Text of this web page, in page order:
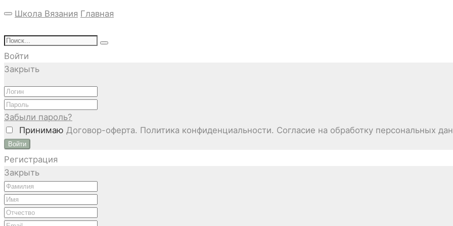
Школа Вязания Главная
Войти
Закрыть
Забыли пароль?
Принимаю Договор-оферта. Политика конфиденциальности. Согласие на обработку персональных
Войти
Регистрация
Закрыть